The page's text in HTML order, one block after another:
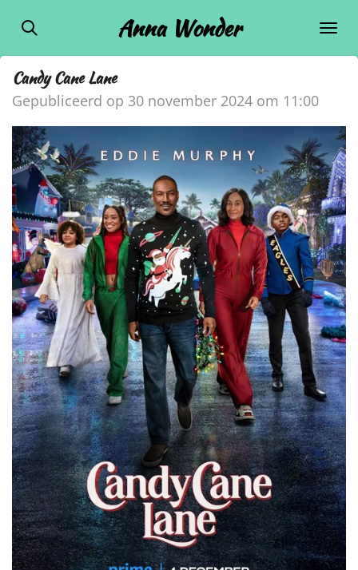
Ga
direct
de
hoofdinhoud
Anna Wonder
Candy Cane Lane
Gepubliceerd op 30 november 2024 om 11:00